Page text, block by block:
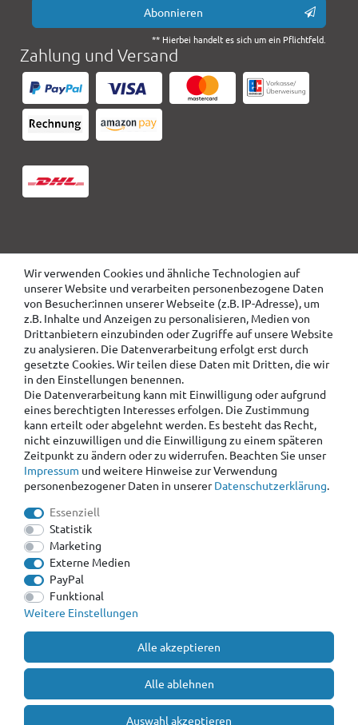
Wir verwenden Cookies und ähnliche Technologien auf
unserer Website und verarbeiten personenbezogene Daten
von Besucher:innen unserer Webseite (z.B. IP-Adresse), um
z.B. Inhalte und Anzeigen zu personalisieren, Medien von
Drittanbietern einzubinden oder Zugriffe auf unsere Website
zu analysieren. Die Datenverarbeitung erfolgt erst durch
gesetzte Cookies. Wir teilen diese Daten mit Dritten, die wir
in den Einstellungen benennen.
Die Datenverarbeitung kann mit Einwilligung oder aufgrund
eines berechtigten Interesses erfolgen. Die Zustimmung
kann erteilt oder abgelehnt werden. Es besteht das Recht,
nicht einzuwilligen und die Einwilligung zu einem späteren
Zeitpunkt zu ändern oder zu widerrufen. Beachten Sie unser
Impressum und weitere Hinweise zur Verwendung
personenbezogener Daten in unsererDaten­schutz­erklärung.
Essenziell
Statistik
Marketing
Externe Medien
PayPal
Funktional
Weitere Einstellungen
Alle akzeptieren
Alle ablehnen
Auswahl akzeptieren
Abonnieren
** Hierbei handelt es sich um ein Pflichtfeld.
Zahlung und Versand